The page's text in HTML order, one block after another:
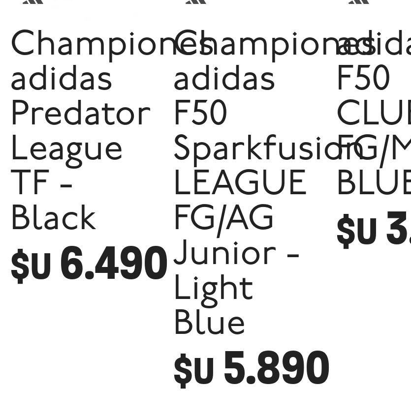
Championes
adidas
Predator
League
TF -
Black
$U 6.490
Championes
adidas
F50
Sparkfusion
LEAGUE
FG/AG
Junior -
Light
Blue
$U 5.890
F50
FG/
$U